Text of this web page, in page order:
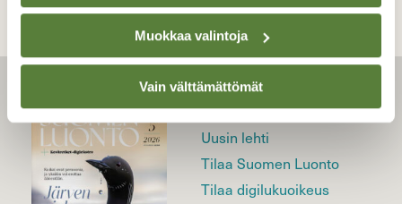
Muokkaa valintoja
Vain välttämättömät
LEHTI
Uusin lehti
Tilaa Suomen Luonto
Tilaa digilukuoikeus